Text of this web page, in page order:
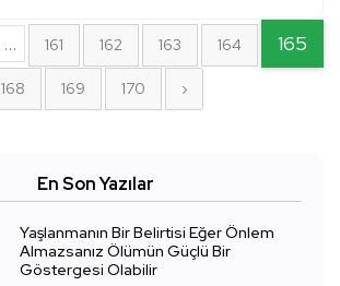
... 161 162 163 164 165
168 169 170 ›
En Son Yazılar
Yaşlanmanın Bir Belirtisi Eğer Önlem
Almazsanız Ölümün Güçlü Bir
Göstergesi Olabilir